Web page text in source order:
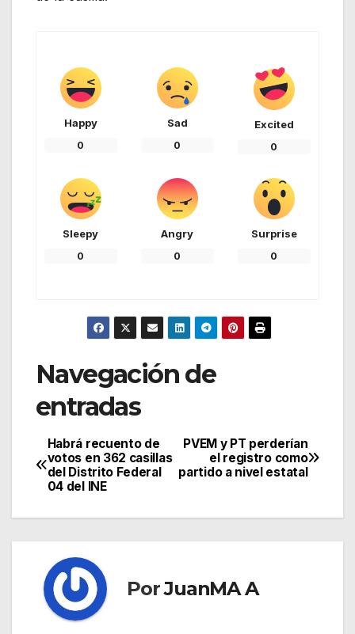
Happy
0
Sad
0
Excited
0
Sleepy
0
Angry
0
Surprise
0
Navegación de
entradas
PVEM y PT perderían
el registro como
partido a nivel estatal
Habrá recuento de
votos en 362 casillas
del Distrito Federal
04 del INE
PorJuanMA A